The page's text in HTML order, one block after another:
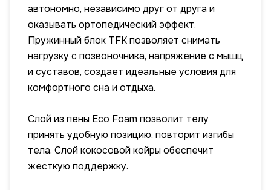
автономно, независимо друг от друга и
оказывать ортопедический эффект.
Пружинный блок TFK позволяет снимать
нагрузку с позвоночника, напряжение с мышц
и суставов, создает идеальные условия для
комфортного сна и отдыха.
Слой из пены Eco Foam позволит телу
принять удобную позицию, повторит изгибы
тела. Слой кокосовой койры обеспечит
жесткую поддержку.